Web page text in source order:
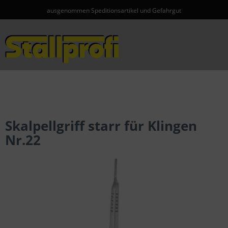
ausgenommen Speditionsartikel und Gefahrgut
Skalpellgriff starr für Klingen
Nr.22